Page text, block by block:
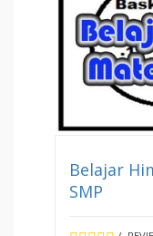
Belajar
SMP